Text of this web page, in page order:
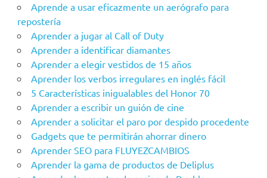
Aprende a usar eficazmente un aerógrafo para
repostería
Aprender a jugar al Call of Duty
Aprender a identificar diamantes
Aprender a elegir vestidos de 15 años
Aprender los verbos irregulares en inglés fácil
5 Características inigualables del Honor 70
Aprender a escribir un guión de cine
Aprender a solicitar el paro por despido procedente
Gadgets que te permitirán ahorrar dinero
Aprender SEO para FLUYEZCAMBIOS
Aprender la gama de productos de Deliplus